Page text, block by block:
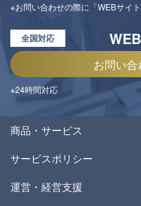
※お問い合わせの際に「WEBサイ
全国対応
お問い合
※24時間対応
商品・サービス
サービスポリシー
運営・経営支援